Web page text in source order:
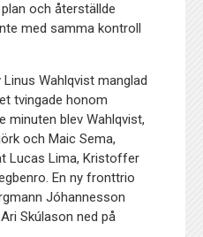
och återställde
med samma kontroll
Wahlqvist manglad
tvingade honom
minuten blev Wahlqvist,
och Maic Sema,
Lucas Lima, Kristoffer
En ny fronttrio
Jóhannesson
Skúlason ned på